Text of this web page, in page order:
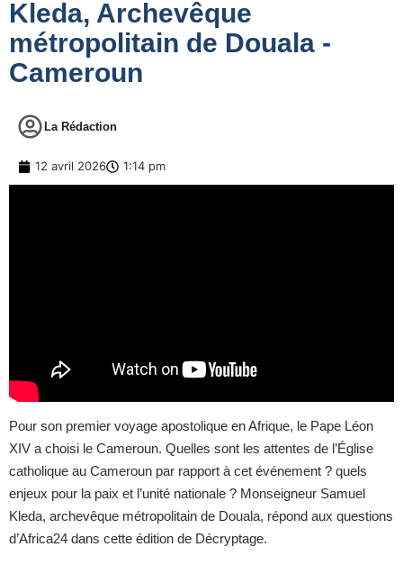
Kleda, Archevêque
métropolitain de Douala -
Cameroun
La Rédaction
12 avril 2026 1:14 pm
Pour son premier voyage apostolique en Afrique, le Pape Léon
XIV a choisi le Cameroun. Quelles sont les attentes de l’Église
catholique au Cameroun par rapport à cet événement ? quels
enjeux pour la paix et l’unité nationale ? Monseigneur Samuel
Kleda, archevêque métropolitain de Douala, répond aux questions
d’Africa24 dans cette édition de Décryptage.